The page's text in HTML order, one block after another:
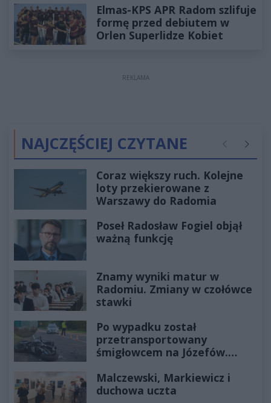
Elmas-KPS APR Radom szlifuje
formę przed debiutem w
Orlen Superlidze Kobiet
REKLAMA
NAJCZĘŚCIEJ CZYTANE Poprzednie
Coraz większy ruch. Kolejne
loty przekierowane z
Warszawy do Radomia
Poseł Radosław Fogiel objął
ważną funkcję
Znamy wyniki matur w
Radomiu. Zmiany w czołówce
stawki
Po wypadku został
przetransportowany
śmigłowcem na Józefów.
Malczewski, Markiewicz i
duchowa uczta